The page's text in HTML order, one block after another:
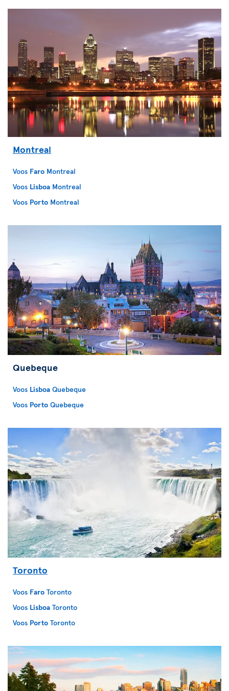
Montreal
Voos Faro Montreal
Voos Lisboa Montreal
Voos Porto Montreal
Quebeque
Voos Lisboa Quebeque
Voos Porto Quebeque
Toronto
Voos Faro Toronto
Voos Lisboa Toronto
Voos Porto Toronto